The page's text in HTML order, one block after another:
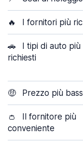
🔥 I fornitori più
🚗
I tipi di auto più
richiesti
🤑 Prezzo più
👛
Il fornitore più
conveniente